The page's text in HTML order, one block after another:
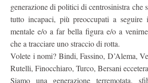
generazione di politici di centrosinistra che
tutto incapaci, più preoccupati a seguire
mentale e/o a far bella figura e/o a
che a tracciare uno straccio di rotta.
Volete i nomi? Bindi, Fassino, D’Alema,
Rutelli, Finocchiaro, Turco, Bersani
Siamo una generazione terremotata,